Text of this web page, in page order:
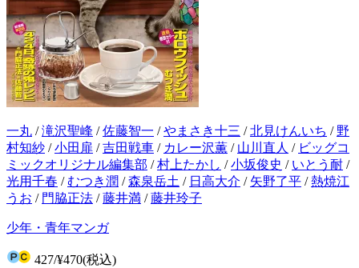
一丸 /滝沢聖峰 /佐藤智一 /やまさき十三 /北見けんいち / 野
村知紗 /小田扉 /吉田戦車 / カレー沢薫 / 山川直人 / ビッグコ
ミックオリジナル編集部 /村上たかし /小坂俊史 / いとう耐 /
光用千春 /むつき潤 /森泉岳土 / 日高大介 / 矢野了平 /熱焼江
うお / 門脇正法 /藤井満 /藤井玲子
少年・青年マンガ
427/¥470(税込)